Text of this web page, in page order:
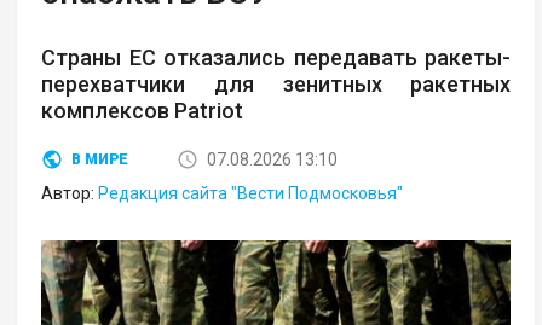
Страны ЕС отказались передавать ракеты-
перехватчики для зенитных ракетных
комплексов Patriot
В МИРЕ
07.08.2026 13:10
Автор: Редакция сайта "Вести Подмосковья"